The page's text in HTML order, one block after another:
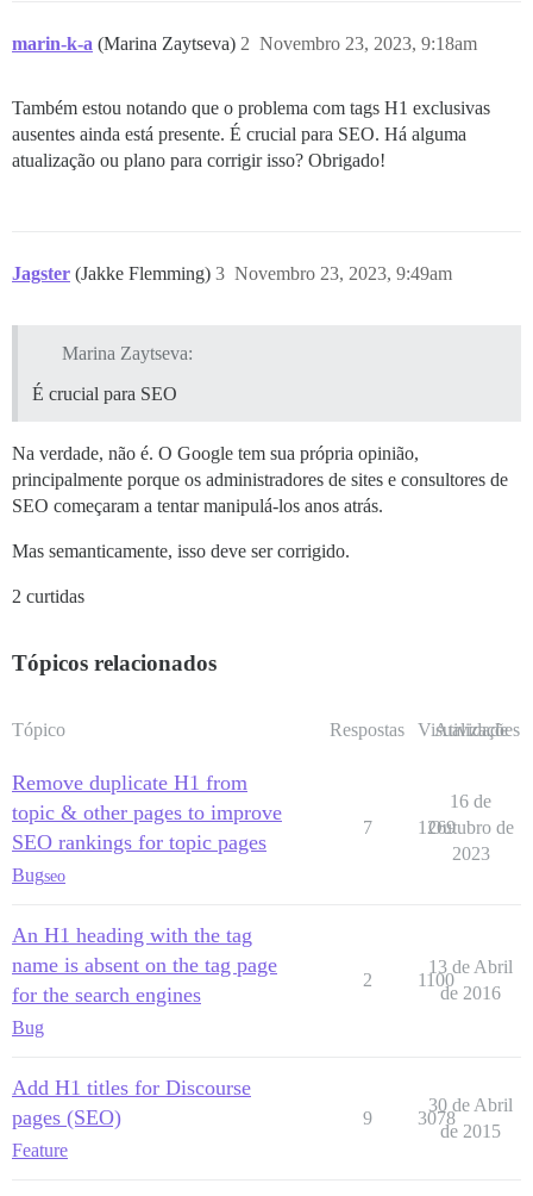
marin-k-a (Marina Zaytseva) Novembro 23, 2023, 9:18am
2
Também estou notando que o problema com tags H1 exclusivas
ausentes ainda está presente. É crucial para SEO. Há alguma
atualização ou plano para corrigir isso? Obrigado!
Jagster (Jakke Flemming) Novembro 23, 2023, 9:49am
3
Marina Zaytseva:
É crucial para SEO
Na verdade, não é. O Google tem sua própria opinião,
principalmente porque os administradores de sites e consultores de
SEO começaram a tentar manipulá-los anos atrás.
Mas semanticamente, isso deve ser corrigido.
2 curtidas
Tópicos relacionados
Tópico Respostas Visualizações
Atividade
Remove duplicate H1 from
topic & other pages to improve
SEO rankings for topic pages
Bugseo
7 1269
16 de
Outubro de
2023
An H1 heading with the tag
name is absent on the tag page
for the search engines
Bug
2 1100
13 de Abril
de 2016
Add H1 titles for Discourse
pages (SEO)
Feature
9 3078
30 de Abril
de 2015